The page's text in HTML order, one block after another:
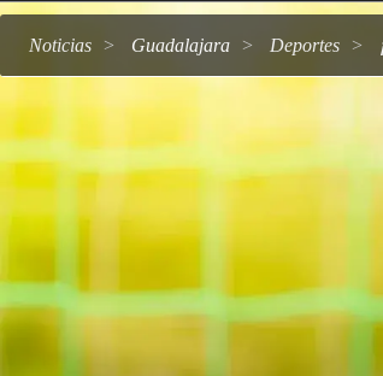
Noticias Guadalajara deportes